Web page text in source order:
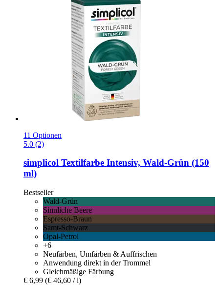
11 Optionen
5.0 (2)
simplicol Textilfarbe Intensiv, Wald-​Grün (150
ml)
Bestseller
Wald-Grün
Sinnliche Beere
Espresso-Braun
Samt-Schwarz
Opal-Petrol
+6
Neufärben, Umfärben & Auffrischen
Anwendung direkt in der Trommel
Gleichmäßige Färbung
€ 6,99 (€ 46,60 / l)